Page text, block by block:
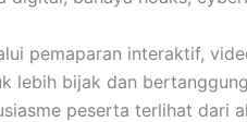
pemaparan interaktif,
lebih bijak dan
peserta terlihat dari